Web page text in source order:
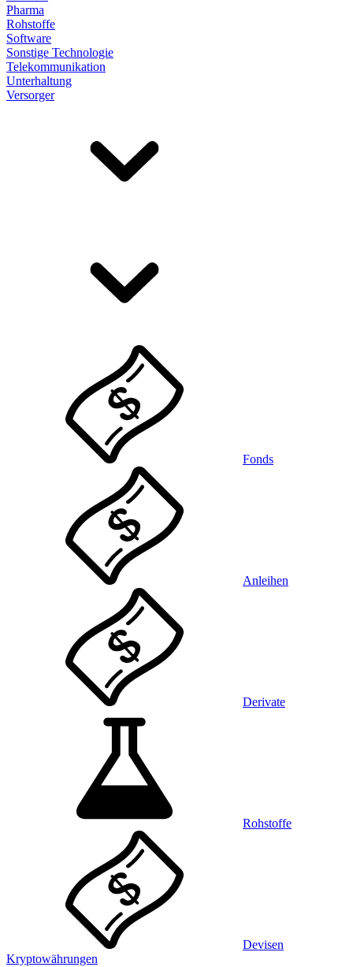
Pharma
Rohstoffe
Software
Sonstige Technologie
Telekommunikation
Unterhaltung
Versorger
Fonds
Anleihen
Derivate
Rohstoffe
Devisen
Kryptowährungen